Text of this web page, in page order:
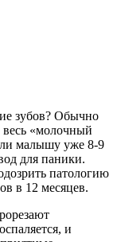
зубов? Обычно
весь «молочный
малышу уже 8-9
для паники.
патологию
в 12 месяцев.
и